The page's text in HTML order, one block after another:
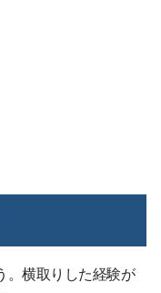
。横取りした経験が